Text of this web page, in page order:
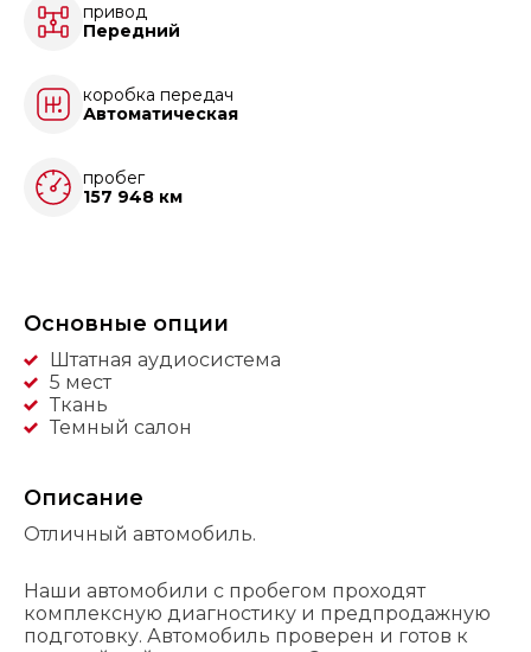
привод
Передний
коробка передач
Автоматическая
пробег
157 948 км
Основные опции
Штатная аудиосистема
5 мест
Ткань
Темный салон
Описание
Отличный автомобиль.
Наши автомобили с пробегом проходят
комплексную диагностику и предпродажную
подготовку. Автомобиль проверен и готов к